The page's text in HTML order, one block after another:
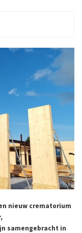
nieuw crematorium
samengebracht in